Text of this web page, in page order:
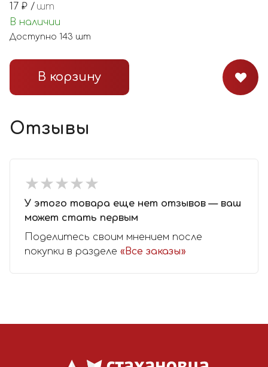
17 ₽ / шт
В наличии
Доступно 143 шт
В корзину
Отзывы
★★★★★
★★★★★
У этого товара еще нет отзывов — ваш
может стать первым
Поделитесь своим мнением после
покупки в разделе «Все заказы»